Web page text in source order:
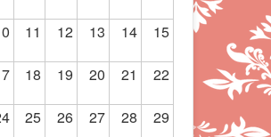
11 12 13 14 15
18 19 20 21 22
25 26 27 28 29